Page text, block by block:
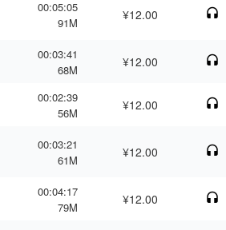
00:05:05
91M
¥12.00
00:03:41
68M
¥12.00
00:02:39
56M
¥12.00
00:03:21
61M
¥12.00
00:04:17
79M
¥12.00